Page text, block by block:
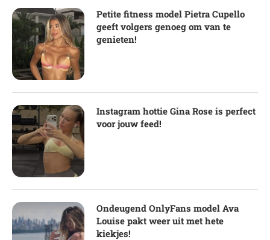
Petite fitness model Pietra Cupello
geeft volgers genoeg om van te
genieten!
Instagram hottie Gina Rose is perfect
voor jouw feed!
Ondeugend OnlyFans model Ava
Louise pakt weer uit met hete
kiekjes!